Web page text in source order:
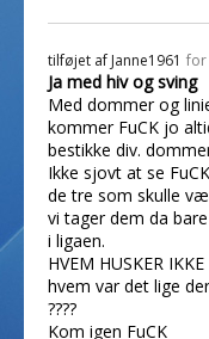
tilføjet af Janne1961 for
Ja med hiv og sving
Med dommer og
kommer FuCK jo
bestikke div.
Ikke sjovt at se
de tre som skulle
vi tager dem da
i ligaen.
HVEM HUSKER
hvem var det lige
????
Kom igen FuCK